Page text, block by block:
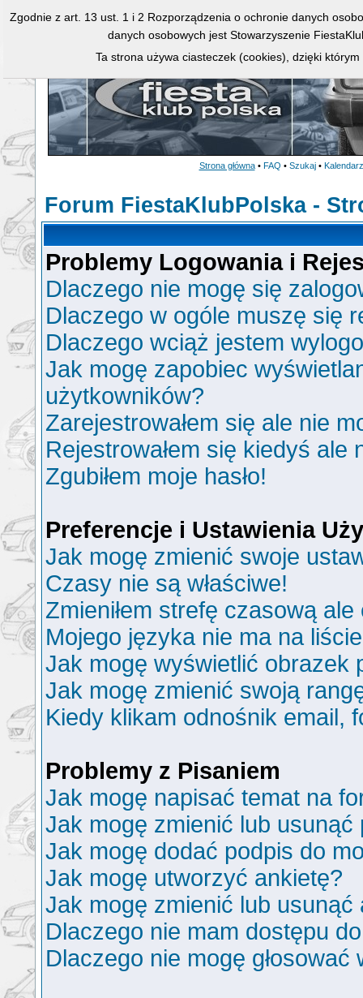
Strona główna • FAQ • Szukaj • Kalendarz
Forum FiestaKlubPolska -
Problemy Logowania i
Dlaczego nie mogę się
Dlaczego w ogóle muszę się
Dlaczego wciąż jestem
Jak mogę zapobiec
użytkowników?
Zarejestrowałem się ale nie
Rejestrowałem się kiedyś ale
Zgubiłem moje hasło!
Preferencje i Ustawienia
Jak mogę zmienić swoje
Czasy nie są właściwe!
Zmieniłem strefę czasową
Mojego języka nie ma na
Jak mogę wyświetlić obrazek
Jak mogę zmienić swoją
Kiedy klikam odnośnik email,
Problemy z Pisaniem
Jak mogę napisać temat na
Jak mogę zmienić lub usunąć
Jak mogę dodać podpis do
Jak mogę utworzyć ankietę?
Jak mogę zmienić lub usunąć
Dlaczego nie mam dostępu
Dlaczego nie mogę głosować
Zgodnie z art. 13 ust. 1 i 2 Rozporządzenia o ochronie danych
danych osobowych jest Stowarzyszenie
Ta strona używa ciasteczek (cookies), dzięki